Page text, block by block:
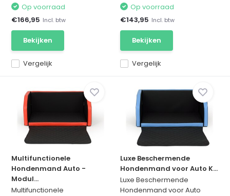
Vergelijk
Op voorraad
€166,95 Incl. btw
Bekijken
Vergelijk
Op voorraad
€143,95 Incl. btw
Bekijken
Multifunctionele
Hondenmand Auto -
Modul...
Multifunctionele
Luxe Beschermende
Hondenmand voor Auto K...
Luxe Beschermende
Hondenmand voor Auto